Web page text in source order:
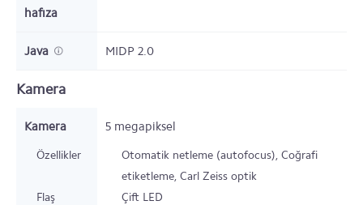
hafıza
Java MIDP 2.0
Kamera
Kamera 5 megapiksel
Özellikler
Otomatik netleme (autofocus), Coğrafi
etiketleme, Carl Zeiss optik
Flaş
Çift LED